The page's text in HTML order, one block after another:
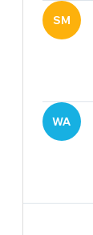
SM
WA